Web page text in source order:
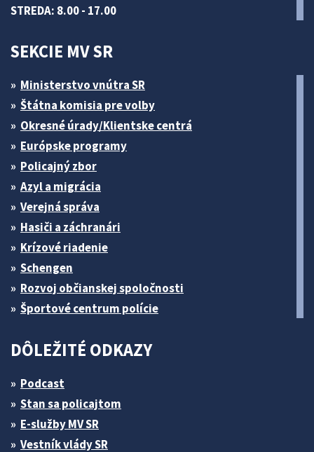
STREDA: 8.00 - 17.00
SEKCIE MV SR
Ministerstvo vnútra SR
Štátna komisia pre volby
Okresné úrady/Klientske centrá
Európske programy
Policajný zbor
Azyl a migrácia
Verejná správa
Hasiči a záchranári
Krízové riadenie
Schengen
Rozvoj občianskej spoločnosti
Športové centrum polície
DÔLEŽITÉ ODKAZY
Podcast
Stan sa policajtom
E-služby MV SR
Vestník vlády SR